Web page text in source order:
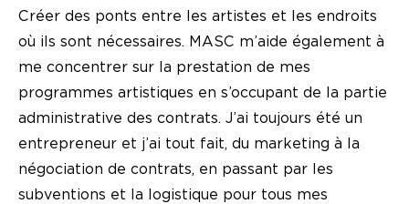
Créer des ponts entre les artistes et les endroits
où ils sont nécessaires. MASC m’aide également à
me concentrer sur la prestation de mes
programmes artistiques en s’occupant de la partie
administrative des contrats. J’ai toujours été un
entrepreneur et j’ai tout fait, du marketing à la
négociation de contrats, en passant par les
subventions et la logistique pour tous mes